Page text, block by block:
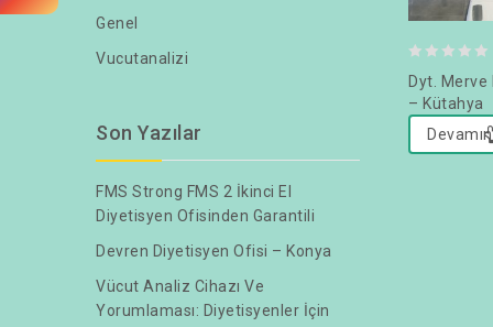
out
5
Dyt. Merve
– Kütahya
Genel
Vucutanalizi
Son Yazılar
FMS Strong FMS 2 İkinci El
Diyetisyen Ofisinden Garantili
Devren Diyetisyen Ofisi – Konya
Vücut Analiz Cihazı Ve
Yorumlaması: Diyetisyenler İçin